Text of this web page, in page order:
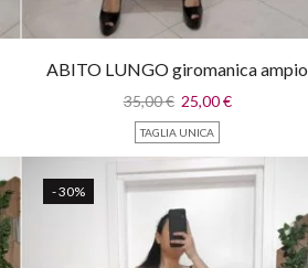
ABITO LUNGO giromanica ampio
35,00€ 25,00€
TAGLIA UNICA
- 30%